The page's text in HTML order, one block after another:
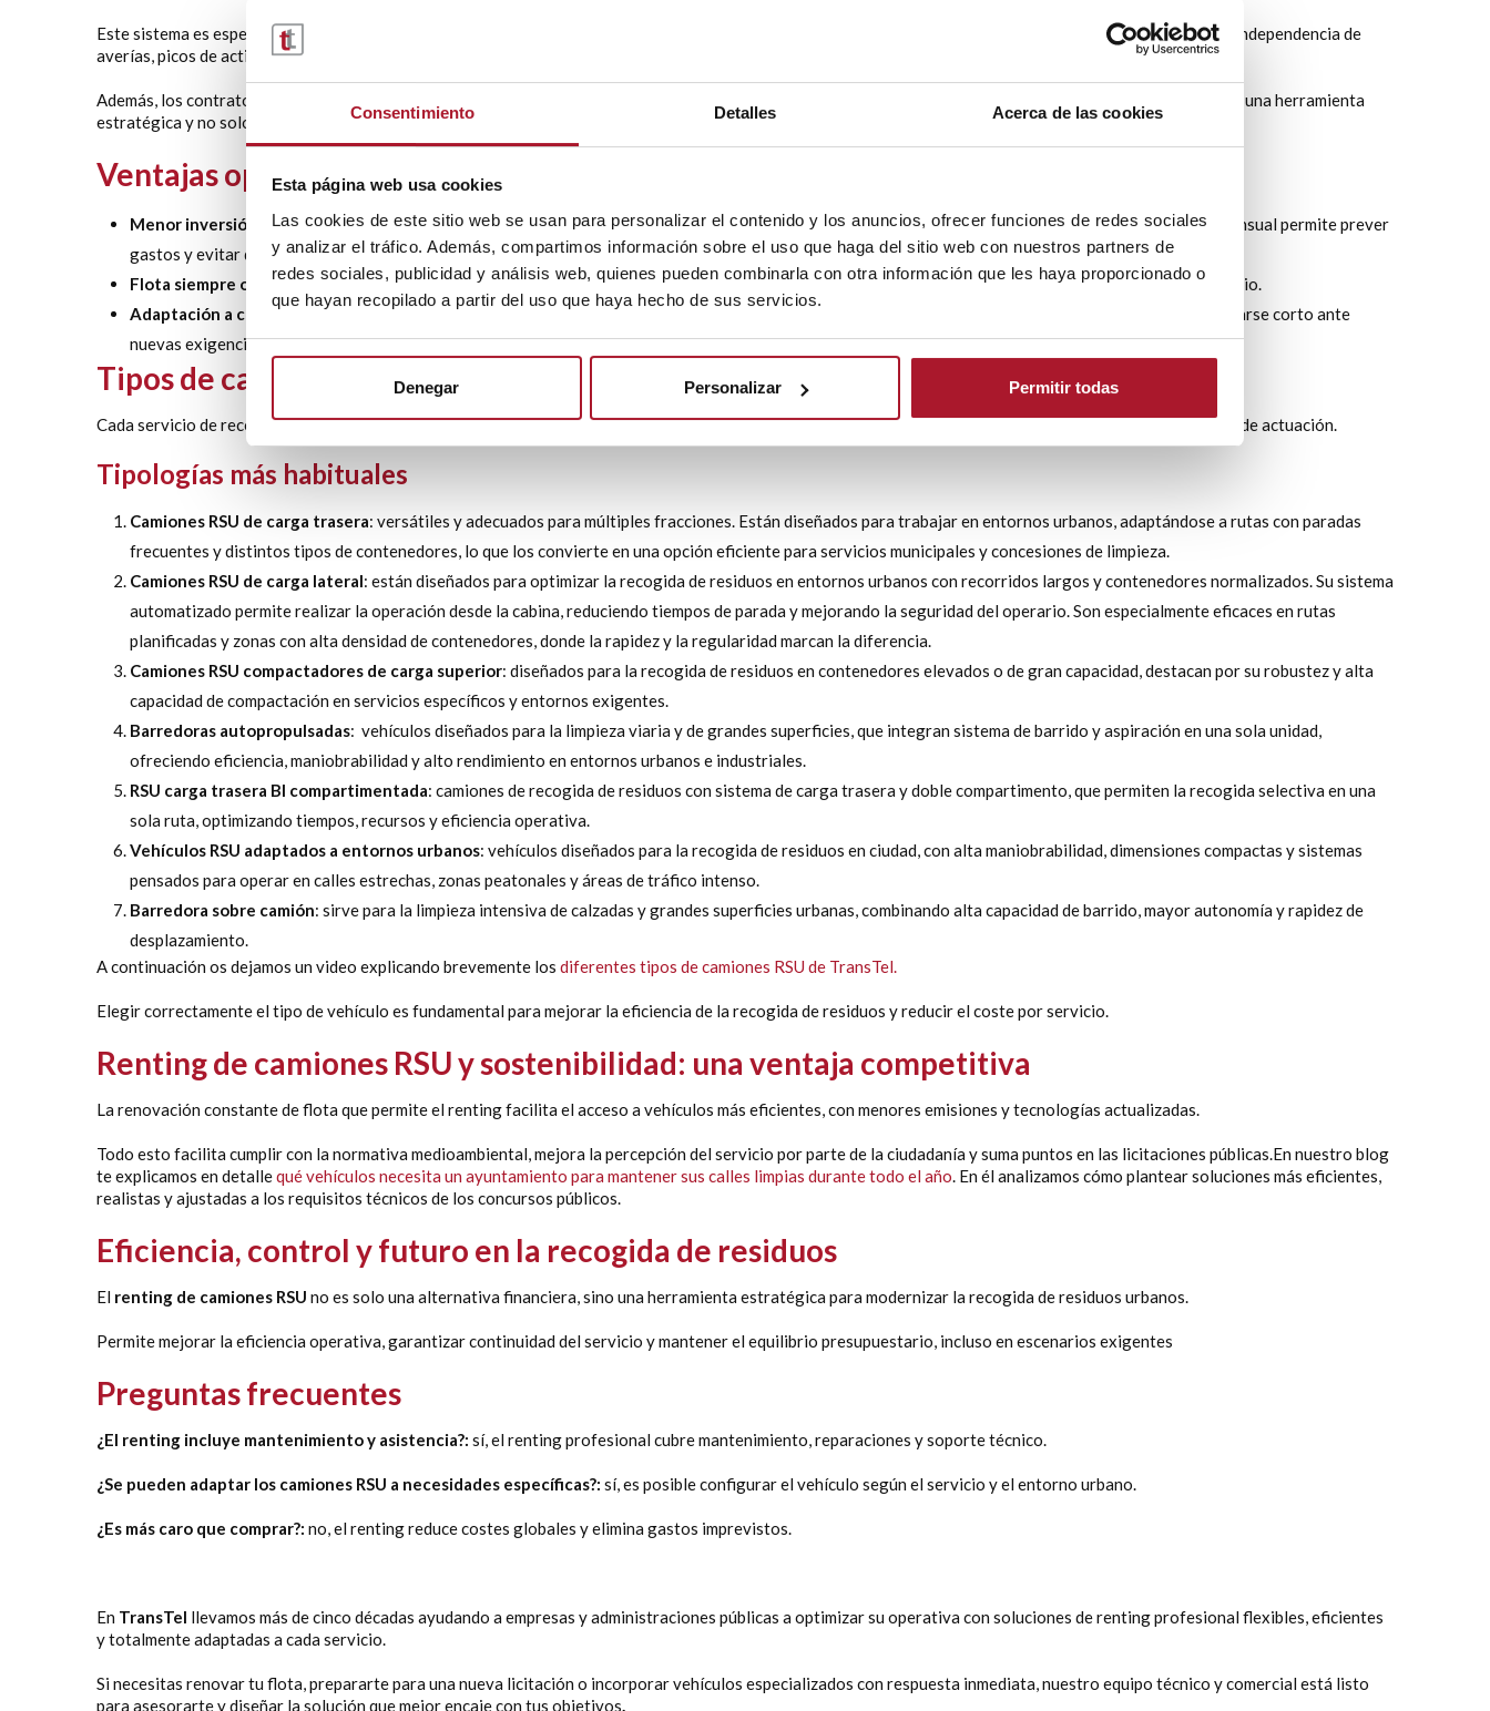
Consentimiento Detalles Acerca de las cookies
Esta página web usa cookies
Las cookies de este sitio web se usan para personalizar el contenido y los anuncios, ofrecer funciones de redes sociales
y analizar el tráfico. Además, compartimos información sobre el uso que haga del sitio web con nuestros partners de
redes sociales, publicidad y análisis web, quienes pueden combinarla con otra información que les haya proporcionado o
que hayan recopilado a partir del uso que haya hecho de sus servicios.
Denegar Personalizar Permitir todas
Este sistema es especialmente relevante en entornos urbanos porque la recogida de residuos no admite fallos: el servicio debe prestarse todos los días, con independencia de
averías, picos de actividad o renovaciones de flota.
Además, los contratos municipales exigen cada vez más vehículos específicos, eficientes y adaptados a normativas ambientales, lo que convierte al renting en una herramienta
estratégica y no solo financiera.
Ventajas operativas del renting de camiones RSU frente a la compra
Menor inversión inicial y mayor control presupuestario:con el renting de camiones RSU, no es necesario realizar una inversión elevada. La cuota mensual permite prever
gastos y evitar desviaciones presupuestarias.
Flota siempre operativa:el mantenimiento preventivo y correctivo está incluido, lo que reduce tiempos de inactividad y garantiza continuidad del servicio.
Adaptación a contratos y licitaciones:
el renting permite ajustar el tipo de camión RSU al contrato en vigor, evitando sobredimensionar la flota o quedarse corto ante
nuevas exigencias.
Tipos de camiones RSU disponibles en renting de TransTel
Cada servicio de recogida presenta necesidades distintas. Por ello, elrenting de camiones RSUdebe adaptarse a la operativa concreta del municipio o zona de actuación.
Tipologías más habituales
Camiones RSU de carga trasera: versátiles y adecuados para múltiples fracciones. Están diseñados para trabajar en entornos urbanos, adaptándose a rutas con paradas
frecuentes y distintos tipos de contenedores, lo que los convierte en una opción eficiente para servicios municipales y concesiones de limpieza.
Camiones RSU de carga lateral: están diseñados para optimizar la recogida de residuos en entornos urbanos con recorridos largos y contenedores normalizados. Su sistema
automatizado permite realizar la operación desde la cabina, reduciendo tiempos de parada y mejorando la seguridad del operario. Son especialmente eficaces en rutas
planificadas y zonas con alta densidad de contenedores, donde la rapidez y la regularidad marcan la diferencia.
Camiones RSU compactadores de carga superior: diseñados para la recogida de residuos en contenedores elevados o de gran capacidad, destacan por su robustez y alta
capacidad de compactación en servicios específicos y entornos exigentes.
Barredoras autopropulsadas: vehículos diseñados para la limpieza viaria y de grandes superficies, que integran sistema de barrido y aspiración en una sola unidad,
ofreciendo eficiencia, maniobrabilidad y alto rendimiento en entornos urbanos e industriales.
RSU carga trasera BI compartimentada: camiones de recogida de residuos con sistema de carga trasera y doble compartimento, que permiten la recogida selectiva en una
sola ruta, optimizando tiempos, recursos y eficiencia operativa.
Vehículos RSU adaptados a entornos urbanos: vehículos diseñados para la recogida de residuos en ciudad, con alta maniobrabilidad, dimensiones compactas y sistemas
pensados para operar en calles estrechas, zonas peatonales y áreas de tráfico intenso.
Barredora sobre camión: sirve para la limpieza intensiva de calzadas y grandes superficies urbanas, combinando alta capacidad de barrido, mayor autonomía y rapidez de
desplazamiento.
A continuación os dejamos un video explicando brevemente los diferentes tipos de camiones RSU de TransTel.
Elegir correctamente el tipo de vehículo es fundamental para mejorar la eficiencia de la recogida de residuos y reducir el coste por servicio.
Renting de camiones RSU y sostenibilidad: una ventaja competitiva
La renovación constante de flota que permite el renting facilita el acceso a vehículos más eficientes, con menores emisiones y tecnologías actualizadas.
Todo esto facilita cumplir con la normativa medioambiental, mejora la percepción del servicio por parte de la ciudadanía y suma puntos en las licitaciones públicas.En nuestro blog
te explicamos en detallequé vehículos necesita un ayuntamiento para mantener sus calles limpias durante todo el año. En él analizamos cómo plantear soluciones más eficientes,
realistas y ajustadas a los requisitos técnicos de los concursos públicos.
Eficiencia, control y futuro en la recogida de residuos
El renting de camiones RSU no es solo una alternativa financiera, sino una herramienta estratégica para modernizar la recogida de residuos urbanos.
Permite mejorar la eficiencia operativa, garantizar continuidad del servicio y mantener el equilibrio presupuestario, incluso en escenarios exigentes
Preguntas frecuentes
¿El renting incluye mantenimiento y asistencia?: sí, el renting profesional cubre mantenimiento, reparaciones y soporte técnico.
¿Se pueden adaptar los camiones RSU a necesidades específicas?: sí, es posible configurar el vehículo según el servicio y el entorno urbano.
¿Es más caro que comprar?: no, el renting reduce costes globales y elimina gastos imprevistos.
En TransTel llevamos más de cinco décadas ayudando a empresas y administraciones públicas a optimizar su operativa con soluciones de renting profesional flexibles, eficientes
y totalmente adaptadas a cada servicio.
Si necesitas renovar tu flota, prepararte para una nueva licitación o incorporar vehículos especializados con respuesta inmediata, nuestro equipo técnico y comercial está listo
para asesorarte y diseñar la solución que mejor encaje con tus objetivos.